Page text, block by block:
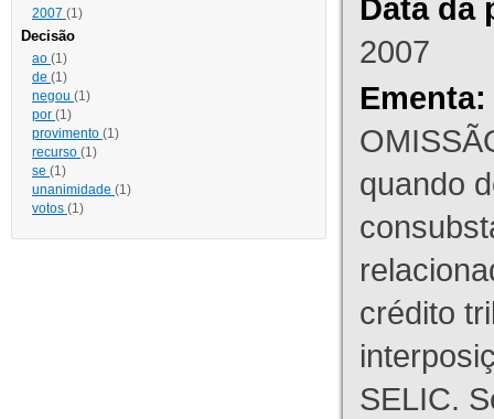
2007 (1)
Decisão
ao (1)
de (1)
negou (1)
por (1)
provimento (1)
recurso (1)
se (1)
unanimidade (1)
votos (1)
Data da
2007
Ementa:
quando
crédito
SELIC.